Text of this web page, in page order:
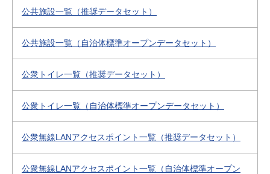
公共施設一覧（推奨データセット）
公共施設一覧（自治体標準オープンデータセット）
公衆トイレ一覧（推奨データセット）
公衆トイレ一覧（自治体標準オープンデータセット）
公衆無線LANアクセスポイント一覧（推奨データセット）
公衆無線LANアクセスポイント一覧（自治体標準オープン